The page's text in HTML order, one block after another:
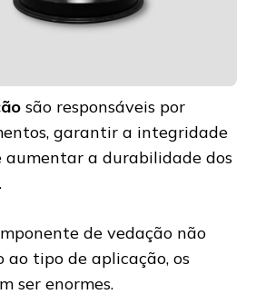
são responsáveis por
garantir a integridade
aumentar a durabilidade dos
de vedação não
ao tipo de aplicação, os
ser enormes.